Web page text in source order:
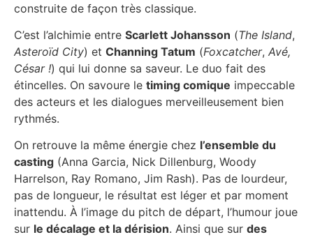
construite de façon très classique.
C’est l’alchimie entre Scarlett Johansson (The Island,
Asteroïd City) et Channing Tatum (Foxcatcher, Avé,
César !) qui lui donne sa saveur. Le duo fait des
étincelles. On savoure le timing comique impeccable
des acteurs et les dialogues merveilleusement bien
rythmés.
On retrouve la même énergie chez l’ensemble du
casting (Anna Garcia, Nick Dillenburg, Woody
Harrelson, Ray Romano, Jim Rash). Pas de lourdeur,
pas de longueur, le résultat est léger et par moment
inattendu. À l’image du pitch de départ, l’humour joue
sur le décalage et la dérision. Ainsi que sur des